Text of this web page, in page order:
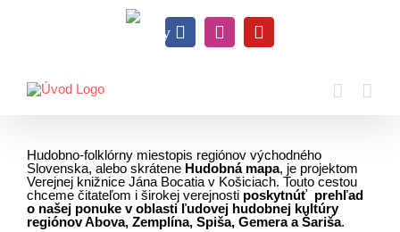
KnihyFacebookInstagramYouTube
Hudobno-folklórny miestopis regiónov východného
Slovenska, alebo skrátene Hudobná mapa, je projektom
Verejnej knižnice Jána Bocatia v Košiciach. Touto cestou
chceme čitateľom i širokej verejnosti poskytnúť prehľad
o našej ponuke v oblasti ľudovej hudobnej kultúry
regiónov Abova, Zemplína, Spiša, Gemera a Šariša.